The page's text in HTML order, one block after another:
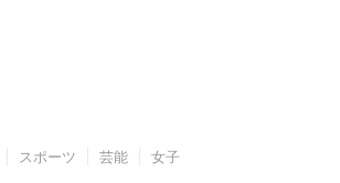
スポーツ 芸能 女子